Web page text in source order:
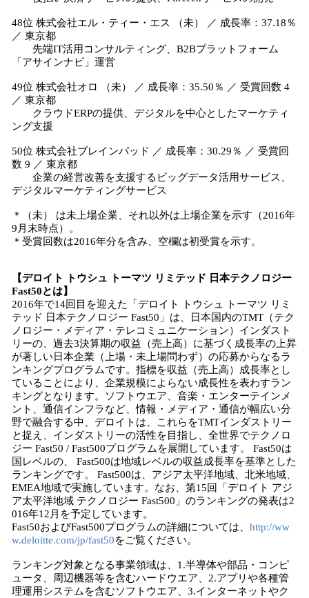
48位 株式会社エル・ティー・エス （未） ／ 成長率：37.18％
／ 東京都
先端IT活用コンサルティング、B2Bプラットフォーム
「アサインナビ」運営
49位 株式会社オロ （未） ／ 成長率：35.50％ ／ 受賞回数 4
／ 東京都
クラウドERPの提供、デジタルを中心としたマーケティ
ング支援
50位 株式会社ブレインパッド ／ 成長率：30.29％ ／ 受賞回
数 9 ／ 東京都
企業の経営改善を支援するビッグデータ活用サービス、
デジタルマーケティングサービス
＊（未） は未上場企業、それ以外は上場企業を示す（2016年
9月末時点）。
＊受賞回数は2016年分を含み、空欄は初受賞を示す。
【デロイト トウシュ トーマツ リミテッド 日本テクノロジー
Fast50とは】
2016年で14回目を迎えた「デロイト トウシュ トーマツ リミ
テッド 日本テクノロジー Fast50」は、日本国内のTMT（テク
ノロジー・メディア・テレコミュニケーション）インダスト
リーの、過去3決算期の収益（売上高）に基づく成長率の上昇
が著しい日本企業（上場・未上場問わず）の応募からなるラ
ンキングプログラムです。指標を収益（売上高）成長率とし
ていることにより、企業規模によらない成長性を表わすラン
キングとなります。ソフトウエア、音楽・エンターテインメ
ント、通信インフラなど、情報・メディア・通信が幅広い分
野で融合する中、デロイトは、これらをTMTインダストリー
と捉え、インダストリーの活性を目指し、全世界でテクノロ
ジー Fast50 / Fast500プログラムを展開しています。 Fast50は
国レベルの、 Fast500は地域レベルの収益成長率を基準とした
ランキングです。 Fast500は、アジア太平洋地域、北米地域、
EMEA地域で実施しています。なお、第15回「デロイト アジ
ア太平洋地域 テクノロジー Fast500」のランキングの発表は2
016年12月を予定しています。
Fast50およびFast500プログラムの詳細については、 http://ww
w.deloitte.com/jp/fast50をご覧ください。
ランキング対象となる事業領域は、1.半導体や部品・コンピ
ュータ、周辺機器等を含むハードウエア、2.アプリや各種管
理運用システムを含むソフトウエア、3.インターネットやク